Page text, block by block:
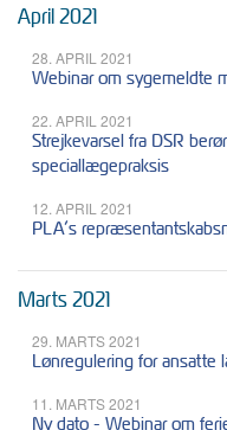
April 2021
28. APRIL 2021
Webinar om sygemeldte
22. APRIL 2021
Strejkevarsel fra DSR
speciallægepraksis
12. APRIL 2021
PLA’s
Marts 2021
29. MARTS 2021
Lønregulering for ansatte
11. MARTS 2021
Ny dato - Webinar om